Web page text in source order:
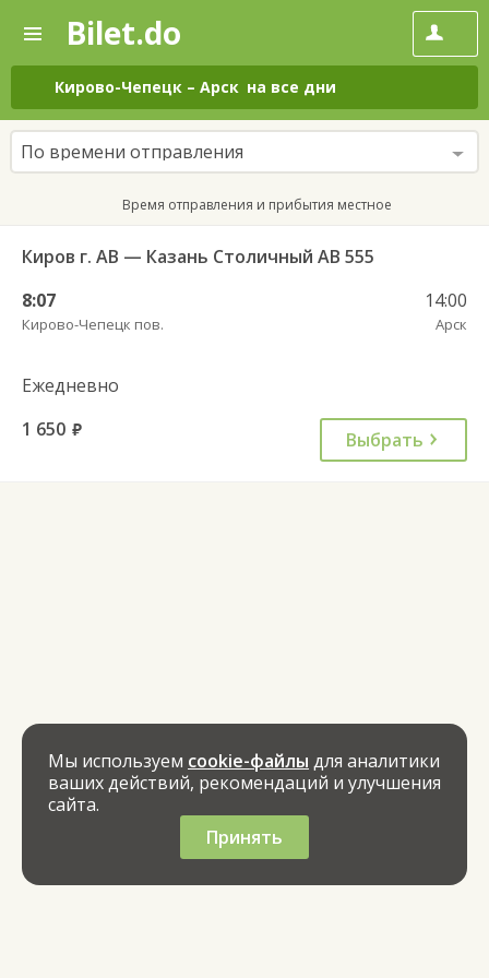
—
Поиск
и
покупка
билетов
на
автобус
онлайн
Bilet.do
Кирово-Чепецк – Арск на все дни
По времени отправления
Время отправления и прибытия местное
Киров г. АВ — Казань Столичный АВ 555
8:07
Кирово-Чепецк пов.
14:00
Арск
Ежедневно
1 650 руб. Выбрать
Мы используем cookie-файлы для аналитики
ваших действий, рекомендаций и улучшения
сайта.
Принять